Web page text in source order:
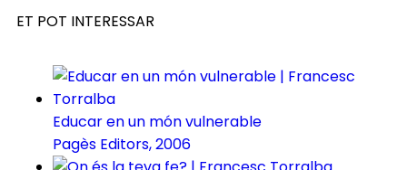
ET POT INTERESSAR
Educar en un món vulnerable
Pagès Editors, 2006